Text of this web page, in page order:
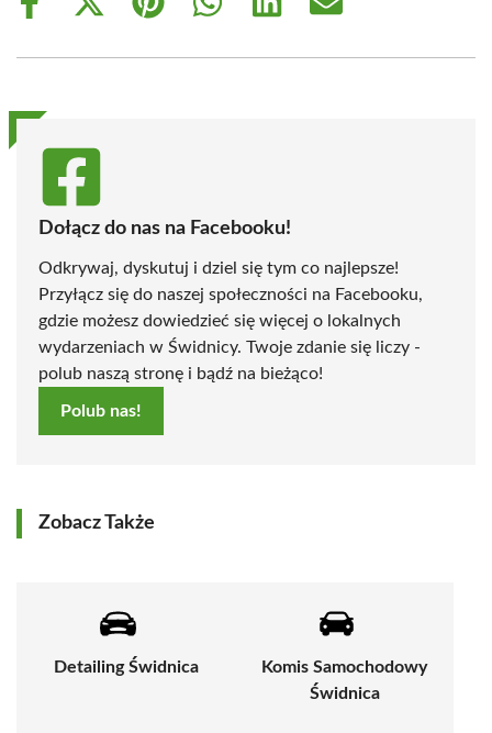
Share
Share
(Twitter)
Share
Share
Share
Share
Dołącz do nas na Facebooku!
Odkrywaj, dyskutuj i dziel się tym co najlepsze!
Przyłącz się do naszej społeczności na Facebooku,
gdzie możesz dowiedzieć się więcej o lokalnych
wydarzeniach w Świdnicy. Twoje zdanie się liczy -
polub naszą stronę i bądź na bieżąco!
Polub nas!
Zobacz Także
Detailing Świdnica
Komis Samochodowy
Świdnica